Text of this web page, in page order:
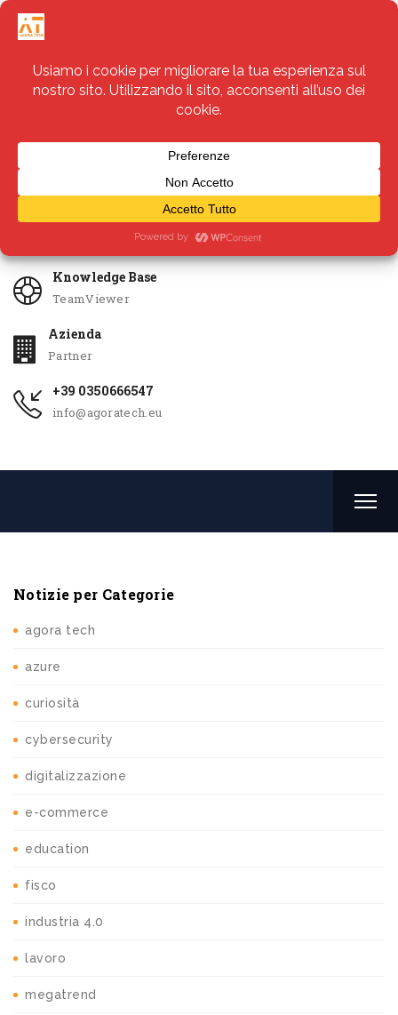
Servizi
Knowledge Base
TeamViewer
Azienda
Partner
+39 0350666547
info@agoratech.eu
Notizie per Categorie
agora tech
azure
curiosità
cybersecurity
digitalizzazione
e-commerce
education
fisco
industria 4.0
lavoro
megatrend